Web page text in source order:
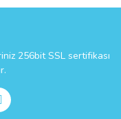
256bit SSL sertifikası